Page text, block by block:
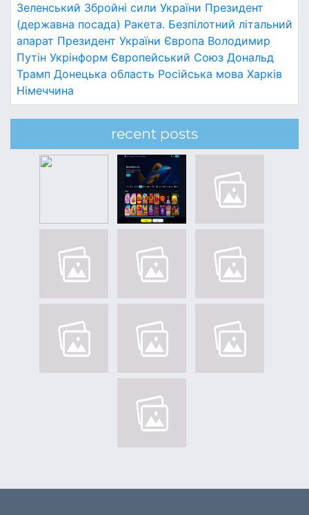
Зеленський Збройні сили України Президент
(державна посада) Ракета. Безпілотний літальний
апарат Президент України Європа Володимир
Путін Укрінформ Європейський Союз Дональд
Трамп Донецька область Російська мова Харків
Німеччина
recent posts